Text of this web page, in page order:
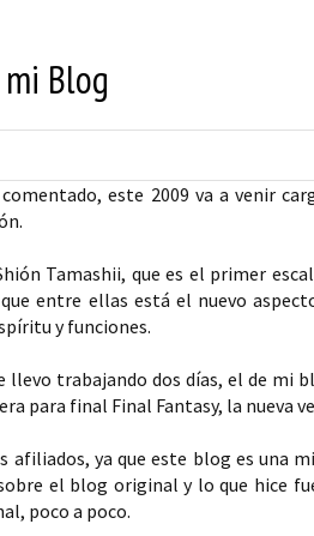
Blog
este 2009 va a venir
Tamashii, que es el primer
entre ellas está el nuevo
y funciones.
trabajando dos días, el de mi
para final Final Fantasy, la nueva
ya que este blog es una
el blog original y lo que hice
poco a poco.